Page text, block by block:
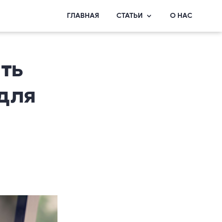
ГЛАВНАЯ СТАТЬИ О НАС